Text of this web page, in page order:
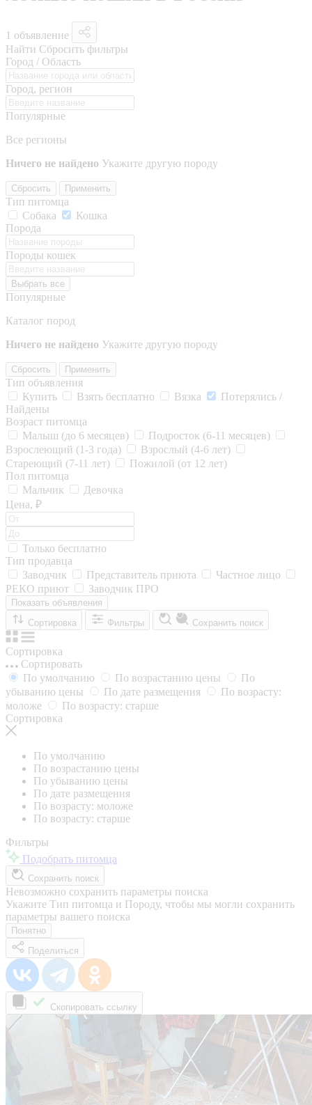
1 объявление
Найти Сбросить фильтры
Город / Область
Город, регион
Популярные
Все регионы
Ничего не найдено Укажите другую породу
Сбросить Применить
Тип питомца
Собака
Кошка
Порода
Породы кошек
Выбрать все
Популярные
Каталог пород
Ничего не найдено Укажите другую породу
Сбросить Применить
Тип объявления
Купить
Взять бесплатно Вязка
Потерялись /
Найдены
Возраст питомца
Малыш (до 6 месяцев)
Подросток (6-11 месяцев)
Взрослеющий (1-3 года)
Взрослый (4-6 лет)
Стареющий (7-11 лет)
Пожилой (от 12 лет)
Пол питомца
Мальчик
Девочка
Цена, ₽
Только бесплатно
Тип продавца
Заводчик
Представитель приюта
Частное лицо
РЕКО приют
Заводчик ПРО
Показать объявления
Сортировка
Фильтры Сохранить поиск
Сортировка
Сортировать
По умолчанию
По возрастанию цены
По
убыванию цены
По дате размещения
По возрасту:
моложе
По возрасту: старше
Сортировка
По умолчанию
По возрастанию цены
По убыванию цены
По дате размещения
По возрасту: моложе
По возрасту: старше
Фильтры
Подобрать питомца
Сохранить поиск
Невозможно сохранить параметры поиска
Укажите Тип питомца и Породу, чтобы мы могли сохранить
параметры вашего поиска
Понятно
Поделиться
Скопировать ссылку